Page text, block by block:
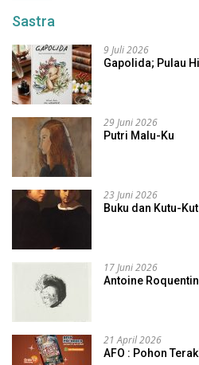
Sastra
9 Juli 2026
Gapolida; Pulau
29 Juni 2026
Putri Malu-Ku
23 Juni 2026
Buku dan Kutu-
17 Juni 2026
Antoine
21 April 2026
AFO : Pohon